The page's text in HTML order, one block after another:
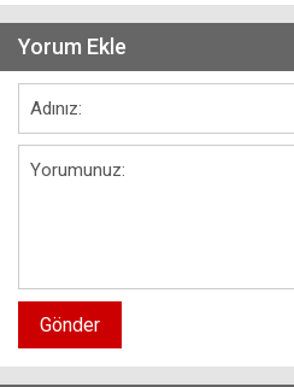
Yorum Ekle
Gönder